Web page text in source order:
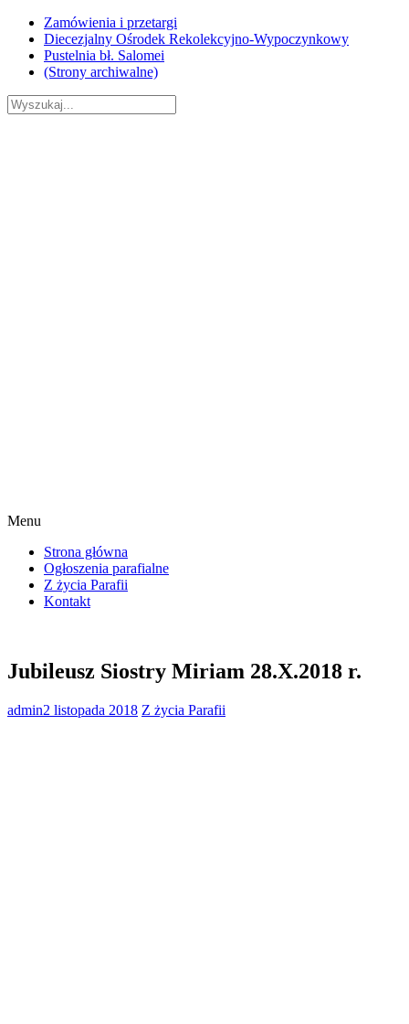
Skip
content
Zamówienia i przetargi
Diecezjalny Ośrodek Rekolekcyjno-Wypoczynkowy
Pustelnia bł. Salomei
(Strony archiwalne)
Menu
Strona główna
Ogłoszenia parafialne
Z życia Parafii
Kontakt
Jubileusz Siostry Miriam 28.X.2018 r.
admin2 listopada 2018 Z życia Parafii